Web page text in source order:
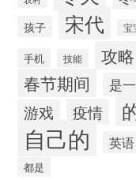
孩子 宋代 宝
手机 技能 攻略
春节期间 是
游戏 疫情
自己的 英语
都是